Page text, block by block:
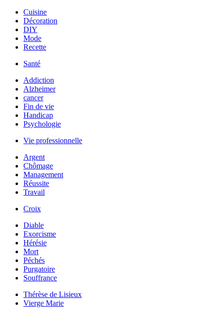
Cuisine
Décoration
DIY
Mode
Recette
Santé
Addiction
Alzheimer
cancer
Fin de vie
Handicap
Psychologie
Vie professionnelle
Argent
Chômage
Management
Réussite
Travail
Croix
Diable
Exorcisme
Hérésie
Mort
Péchés
Purgatoire
Souffrance
Thérèse de Lisieux
Vierge Marie